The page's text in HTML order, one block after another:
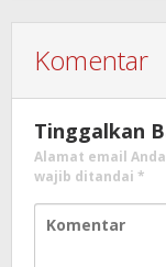
Komentar
Tinggalkan
Alamat email
wajib ditandai *